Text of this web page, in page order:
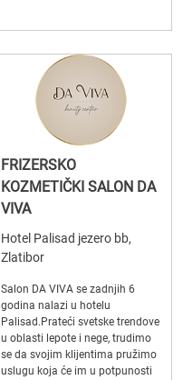
FRIZERSKO
KOZMETIČKI SALON DA
VIVA
Hotel Palisad jezero bb,
Zlatibor
Salon DA VIVA se zadnjih 6
godina nalazi u hotelu
Palisad.Prateći svetske trendove
u oblasti lepote i nege, trudimo
se da svojim klijentima pružimo
uslugu koja će im u potpunosti